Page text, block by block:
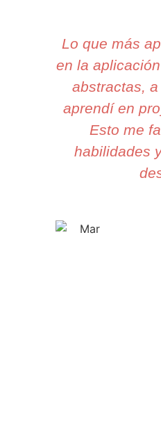
Lo que más
en la
abstractas,
aprendí en
Esto me
habilidades